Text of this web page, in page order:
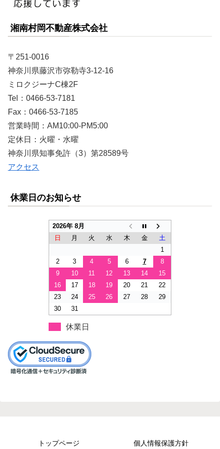
湘南村岡不動産株式会社
〒251-0016
神奈川県藤沢市弥勒寺3-12-16
ミロクジーナC棟2F
Tel：0466-53-7181
Fax：0466-53-7185
営業時間：AM10:00-PM5:00
定休日：火曜・水曜
神奈川県知事免許（3）第28589号
アクセス
休業日のお知らせ
2026年 8月
日
月 火 水 木 金
土
1
2
3 4 5 6 7
8
9
10 11 12 13 14
15
16
17 18 19 20 21
22
23
24 25 26 27 28
29
30
31
休業日
トップページ 個人情報保護方針